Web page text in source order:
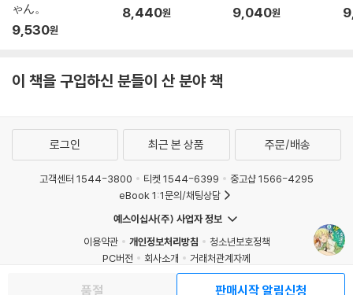
ゃん。
9,530원
8,440원 9,040원
이 책을 구입하신 분들이 산 분야 책
품절 판매시작 알림신청
로그인 최근 본 상품 주문/배송
고객센터 1544-3800 티켓 1544-6399
중고샵 1566-4295
eBook 1:1문의/채팅상담
예스이십사(주) 사업자 정보
이용약관
개인정보처리방침
청소년보호정책
PC버전
회사소개
거래처관계자께
도서홍보
광고